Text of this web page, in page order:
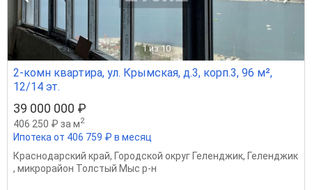
1 из 10
2-комн квартира, ул. Крымская, д.3, корп.3, 96 м²,
12/14 эт.
39 000 000 ₽
406 250 ₽ за м2
Ипотека от 406 759 ₽ в месяц
Краснодарский край, Городской округ Геленджик, Геленджик
, микрорайон Толстый Мыс р-н